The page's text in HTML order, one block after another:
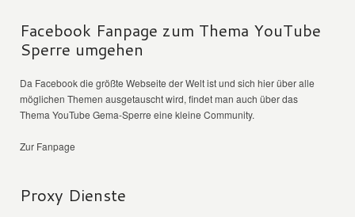
Facebook Fanpage zum Thema YouTube
Sperre umgehen
Da Facebook die größte Webseite der Welt ist und sich hier über alle
möglichen Themen ausgetauscht wird, findet man auch über das
Thema YouTube Gema-Sperre eine kleine Community.
Zur Fanpage
Proxy Dienste